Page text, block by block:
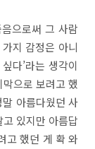
으로써 그 사람
가지 감정은 아니
싶다’라는 생각이
막으로 보려고했
말 아름다웠던 사
고 있지만 아름답
고 했던 게 확 와